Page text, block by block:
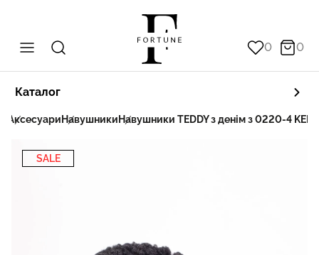
0 0
Каталог
Аксесуари Навушники Навушники TEDDY з денім з 0220-4
SALE